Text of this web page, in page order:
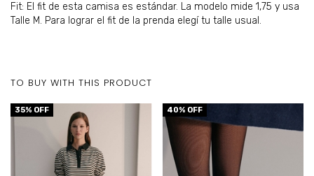
Fit: El fit de esta camisa es estándar. La modelo mide 1,75 y usa
Talle M. Para lograr el fit de la prenda elegí tu talle usual.
TO BUY WITH THIS PRODUCT
35% OFF 40% OFF